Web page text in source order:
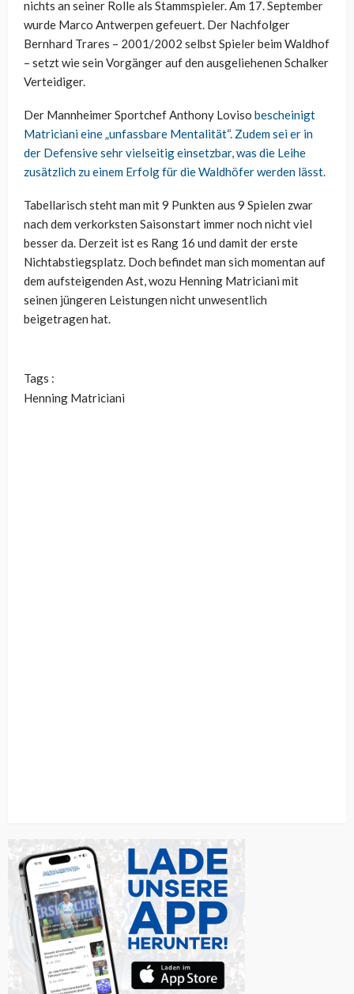
nichts an seiner Rolle als Stammspieler. Am 17. September
wurde Marco Antwerpen gefeuert. Der Nachfolger
Bernhard Trares – 2001/2002 selbst Spieler beim Waldhof
– setzt wie sein Vorgänger auf den ausgeliehenen Schalker
Verteidiger.
Der Mannheimer Sportchef Anthony Loviso bescheinigt
Matriciani eine „unfassbare Mentalität“. Zudem sei er in
der Defensive sehr vielseitig einsetzbar, was die Leihe
zusätzlich zu einem Erfolg für die Waldhöfer werden lässt.
Tabellarisch steht man mit 9 Punkten aus 9 Spielen zwar
nach dem verkorksten Saisonstart immer noch nicht viel
besser da. Derzeit ist es Rang 16 und damit der erste
Nichtabstiegsplatz. Doch befindet man sich momentan auf
dem aufsteigenden Ast, wozu Henning Matriciani mit
seinen jüngeren Leistungen nicht unwesentlich
beigetragen hat.
Tags :
Henning Matriciani